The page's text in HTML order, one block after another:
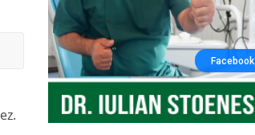
Facebook